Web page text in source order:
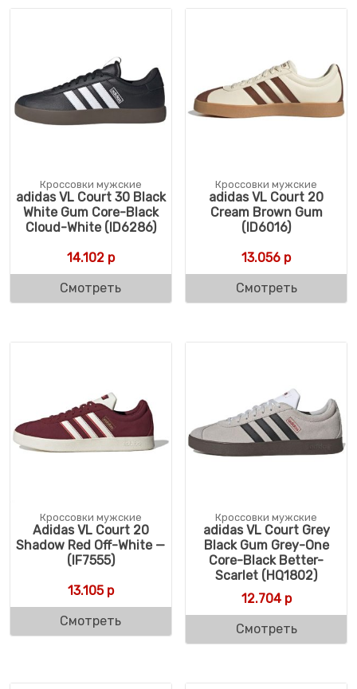
Кроссовки мужские
adidas VL Court 30 Black
White Gum Core-Black
Cloud-White (ID6286)
14.102р
Смотреть
Кроссовки мужские
adidas VL Court 20
Cream Brown Gum
(ID6016)
13.056 р
Смотреть
Кроссовки мужские
Adidas VL Court 20
Shadow Red Off-White —
(IF7555)
13.105р
Смотреть
Кроссовки мужские
adidas VL Court Grey
Black Gum Grey-One
Core-Black Better-
Scarlet (HQ1802)
12.704р
Смотреть